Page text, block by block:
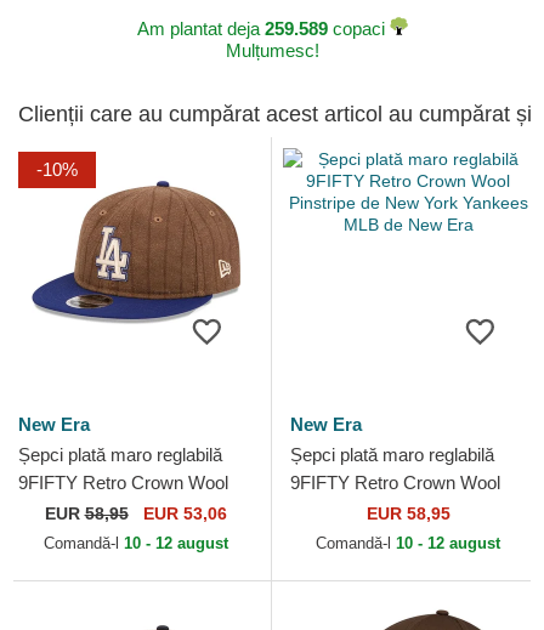
Am plantat deja 259.589copaci
Mulțumesc!
Clienții care au cumpărat acest articol au cumpărat și
-10%
New Era
Șepci plată maro reglabilă
9FIFTY Retro Crown Wool
Pinstripe de Los Angeles
Dodgers MLB de New Era
EUR58,95 EUR 53,06
Comandă-l 10 - 12 august
New Era
Șepci plată maro reglabilă
9FIFTY Retro Crown Wool
Pinstripe de New York
Yankees MLB de New Era
EUR 58,95
Comandă-l 10 - 12 august